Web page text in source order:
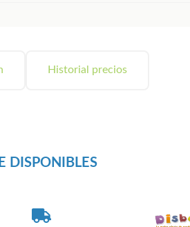
Historial precios
DISPONIBLES